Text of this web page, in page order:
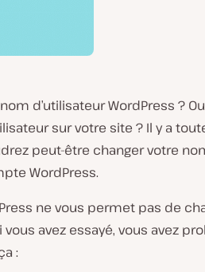
d’utilisateur WordPress ?
sur votre site ? Il y a
peut-être changer votre
WordPress.
ne vous permet pas de
vous avez essayé, vous avez
: